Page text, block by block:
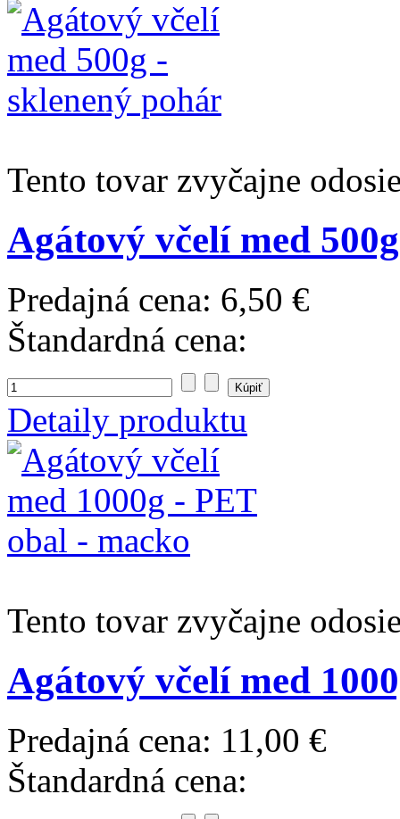
Tento tovar zvyčajne
Agátový včelí med
Predajná cena: 6,50 €
Štandardná cena:
Detaily produktu
Tento tovar zvyčajne
Agátový včelí med
Predajná cena: 11,00 €
Štandardná cena: